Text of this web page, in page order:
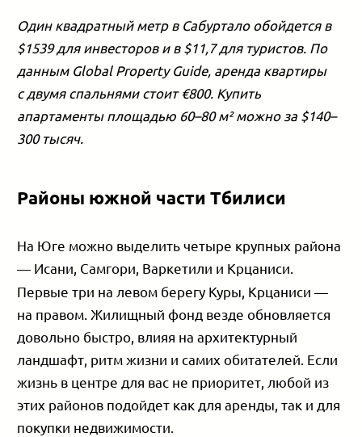
Один квадратный метр в Сабуртало обойдется в
$1539 для инвесторов и в $11,7 для туристов. По
данным Global Property Guide, аренда квартиры
с двумя спальнями стоит €800. Купить
апартаменты площадью 60–80 м² можно за $140–
300 тысяч.
Районы южной части Тбилиси
На Юге можно выделить четыре крупных района
— Исани, Самгори, Варкетили и Крцаниси.
Первые три на левом берегу Куры, Крцаниси —
на правом. Жилищный фонд везде обновляется
довольно быстро, влияя на архитектурный
ландшафт, ритм жизни и самих обитателей. Если
жизнь в центре для вас не приоритет, любой из
этих районов подойдет как для аренды, так и для
покупки недвижимости.